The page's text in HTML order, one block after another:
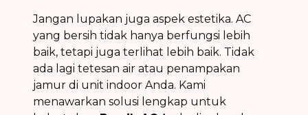
Jangan lupakan juga aspek estetika. AC
yang bersih tidak hanya berfungsi lebih
baik, tetapi juga terlihat lebih baik. Tidak
ada lagi tetesan air atau penampakan
jamur di unit indoor Anda. Kami
menawarkan solusi lengkap untuk